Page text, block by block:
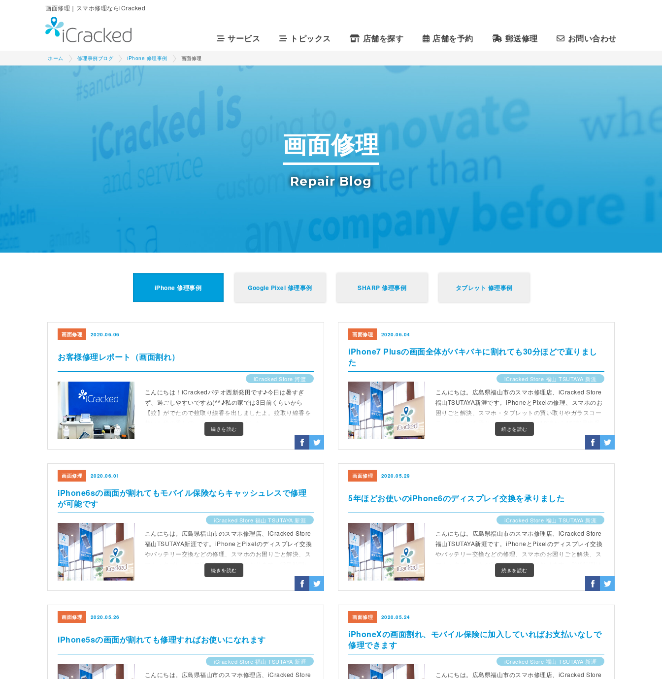
画面修理｜スマホ修理ならiCracked
サービス トピックス 店舗を探す 店舗を予約 郵送修理 お問い合わせ
ホーム 修理事例ブログ iPhone 修理事例 画面修理
画面修理
Repair Blog
iPhone 修理事例 Google Pixel 修理事例 SHARP 修理事例 タブレット 修理事例
お客様修理レポート（画面割れ）
画面修理 2020.06.06
iCracked Store 河渡
続きを読む
こんにちは！iCrackedパテオ西新発田です♪今日は暑すぎ
ず、過ごしやすいですね(^^♪私の家では3日前くらいから
【蚊】がでたので蚊取り線香を出しましたよ。蚊取り線香を
焚いた煙の香りで、夏の訪れを感じました。
iPhone7 Plusの画面全体がバキバキに割れても30分ほどで直りまし
た
画面修理 2020.06.04
iCracked Store 福山 TSUTAYA 新涯
続きを読む
こんにちは。広島県福山市のスマホ修理店、iCracked Store
福山TSUTAYA新涯です。iPhoneとPixelの修理、スマホのお
困りごと解決、スマホ・タブレットの買い取りやガラスコー
ティングなどを承ります。営業時間は10時から19時(最終受
iPhone6sの画面が割れてもモバイル保険ならキャッシュレスで修理
が可能です
画面修理 2020.06.01
iCracked Store 福山 TSUTAYA 新涯
続きを読む
こんにちは。広島県福山市のスマホ修理店、iCracked Store
福山TSUTAYA新涯です。iPhoneとPixelのディスプレイ交換
やバッテリー交換などの修理、スマホのお困りごと解決、ス
マホ・タブレットの買い取りを承っております。営業時間は
10時から19時(最終受付18時)までです。
5年ほどお使いのiPhone6のディスプレイ交換を承りました
画面修理 2020.05.29
iCracked Store 福山 TSUTAYA 新涯
続きを読む
こんにちは。広島県福山市のスマホ修理店、iCracked Store
福山TSUTAYA新涯です。iPhoneとPixelのディスプレイ交換
やバッテリー交換などの修理、スマホのお困りごと解決、ス
マホ・タブレットの買い取りを承っております。営業時間は
10時から19時(最終受付18時)までです。
iPhone5sの画面が割れても修理すればお使いになれます
画面修理 2020.05.26
iCracked Store 福山 TSUTAYA 新涯
こんにちは。広島県福山市のスマホ修理店、iCracked Store
iPhoneXの画面割れ、モバイル保険に加入していればお支払いなしで
修理できます
画面修理 2020.05.24
iCracked Store 福山 TSUTAYA 新涯
こんにちは。広島県福山市のスマホ修理店、iCracked Store